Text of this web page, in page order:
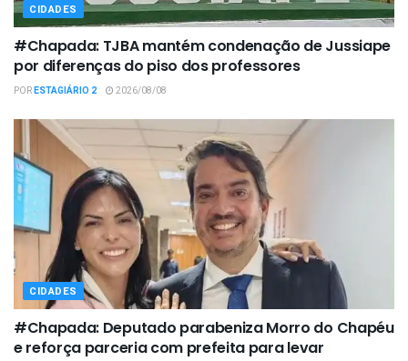
CIDADES
#Chapada: TJBA mantém condenação de Jussiape
por diferenças do piso dos professores
PORESTAGIÁRIO 2 2026/08/08
CIDADES
#Chapada: Deputado parabeniza Morro do Chapéu
e reforça parceria com prefeita para levar